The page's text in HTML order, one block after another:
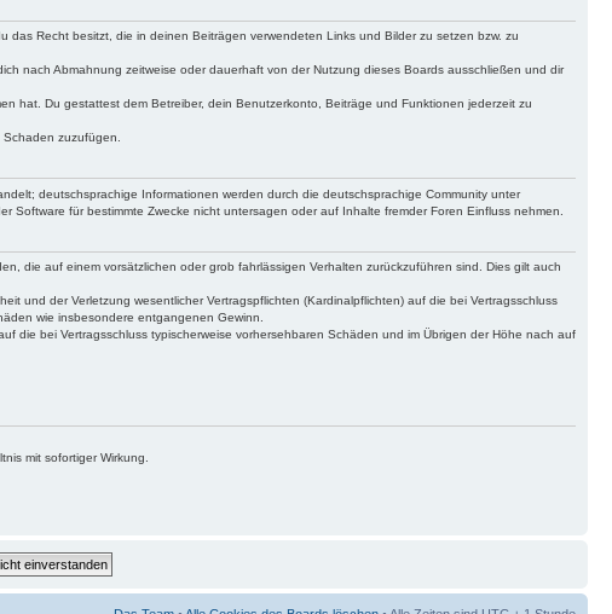
Recht besitzt, die in deinen Beiträgen verwendeten Links und Bilder zu setzen bzw. zu
nach Abmahnung zeitweise oder dauerhaft von der Nutzung dieses Boards ausschließen und dir
hat. Du gestattest dem Betreiber, dein Benutzerkonto, Beiträge und Funktionen jederzeit zu
zuzufügen.
deutschsprachige Informationen werden durch die deutschsprachige Community unter
für bestimmte Zwecke nicht untersagen oder auf Inhalte fremder Foren Einfluss nehmen.
die auf einem vorsätzlichen oder grob fahrlässigen Verhalten zurückzuführen sind. Dies gilt auch
und der Verletzung wesentlicher Vertragspflichten (Kardinalpflichten) auf die bei Vertragsschluss
wie insbesondere entgangenen Gewinn.
die bei Vertragsschluss typischerweise vorhersehbaren Schäden und im Übrigen der Höhe nach auf
mit sofortiger Wirkung.